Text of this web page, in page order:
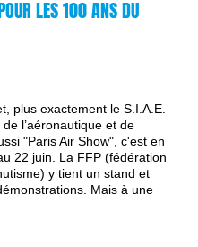
LES 100 ANS DU
plus exactement le S.I.A.E.
l’aéronautique et de
"Paris Air Show", c'est en
22 juin. La FFP (fédération
y tient un stand et
Mais à une